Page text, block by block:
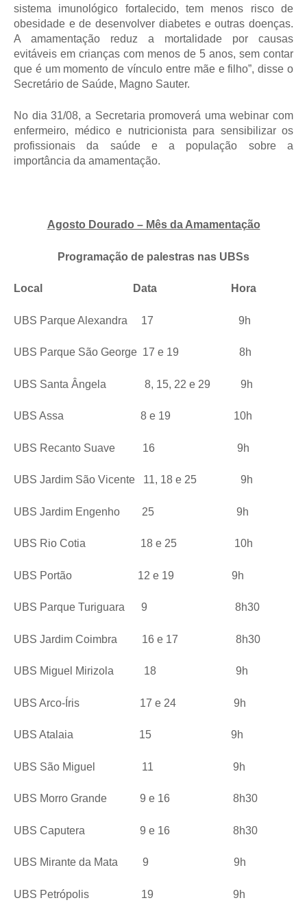
sistema imunológico fortalecido, tem menos risco de
obesidade e de desenvolver diabetes e outras doenças.
A amamentação reduz a mortalidade por causas
evitáveis em crianças com menos de 5 anos, sem contar
que é um momento de vínculo entre mãe e filho”, disse o
Secretário de Saúde, Magno Sauter.
No dia 31/08, a Secretaria promoverá uma webinar com
enfermeiro, médico e nutricionista para sensibilizar os
profissionais da saúde e a população sobre a
importância da amamentação.
Agosto Dourado – Mês da Amamentação
Programação de palestras nas UBSs
Local Data Hora
UBS Parque Alexandra 17 9h
UBS Parque São George 17 e 19 8h
UBS Santa Ângela 8, 15, 22 e 29 9h
UBS Assa 8 e 19 10h
UBS Recanto Suave 16 9h
UBS Jardim São Vicente 11, 18 e 25 9h
UBS Jardim Engenho 25 9h
UBS Rio Cotia 18 e 25 10h
UBS Portão 12 e 19 9h
UBS Parque Turiguara 9 8h30
UBS Jardim Coimbra 16 e 17 8h30
UBS Miguel Mirizola 18 9h
UBS Arco-Íris 17 e 24 9h
UBS Atalaia 15 9h
UBS São Miguel 11 9h
UBS Morro Grande 9 e 16 8h30
UBS Caputera 9 e 16 8h30
UBS Mirante da Mata 9 9h
UBS Petrópolis 19 9h